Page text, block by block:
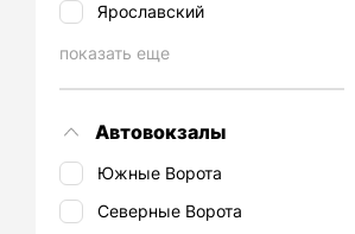
Ярославский
показать еще
Автовокзалы
Южные Ворота
Северные Ворота